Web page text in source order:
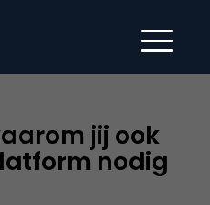
jij ook
nodig